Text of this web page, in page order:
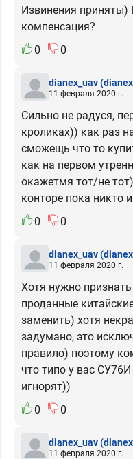
Извинения приняты)
компенсация?
0
0
dianex_uav
11 февраля 2020 г.
Сильно не радуся,
кроликах)) как раз
сможещь что то
как на первом
окажетмя тот/не
конторе пока никто
0
0
dianex_uav
11 февраля 2020 г.
Хотя нужно
проданные
заменить) хотя
задумано, это
правило) поэтому
что типо у вас
игнорят))
0
0
dianex_uav
11 февраля 2020 г.